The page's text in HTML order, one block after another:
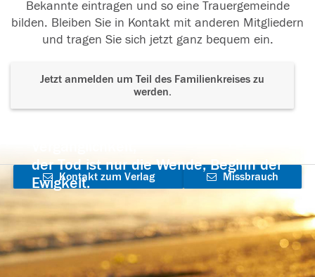
Bekannte eintragen und so eine Trauergemeinde
bilden. Bleiben Sie in Kontakt mit anderen Mitgliedern
und tragen Sie sich jetzt ganz bequem ein.
Jetzt anmelden um Teil des Familienkreises zu
werden.
der Tod ist nur die Wende, Beginn der
Ewigkeit.
Kontakt zum Verlag
aufnehmen
Missbrauch